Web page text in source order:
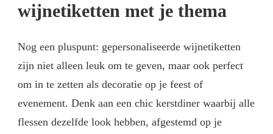
wijnetiketten met je thema
Nog een pluspunt: gepersonaliseerde wijnetiketten
zijn niet alleen leuk om te geven, maar ook perfect
om in te zetten als decoratie op je feest of
evenement. Denk aan een chic kerstdiner waarbij alle
flessen dezelfde look hebben, afgestemd op je